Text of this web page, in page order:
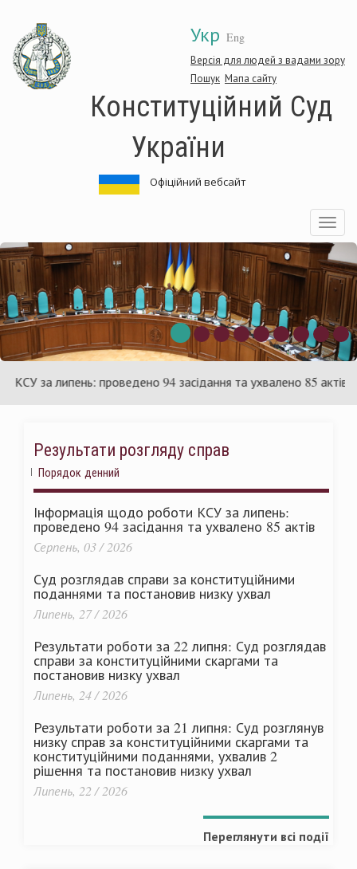
основного
матеріалу
Укр Eng
Версія для людей з вадами зору
Пошук Мапа сайту
Конституційний Суд
України
Офіційний вебсайт
Toggle
за липень: проведено 94 засідання та ухвалено 85 актів
Результати розгляду справ
Порядок денний
Інформація щодо роботи КСУ за липень:
проведено 94 засідання та ухвалено 85 актів
Серпень, 03 / 2026
Суд розглядав справи за конституційними
поданнями та постановив низку ухвал
Липень, 27 / 2026
Результати роботи за 22 липня: Суд розглядав
справи за конституційними скаргами та
постановив низку ухвал
Липень, 24 / 2026
Результати роботи за 21 липня: Суд розглянув
низку справ за конституційними скаргами та
конституційними поданнями, ухвалив 2
рішення та постановив низку ухвал
Липень, 22 / 2026
Переглянути всі події